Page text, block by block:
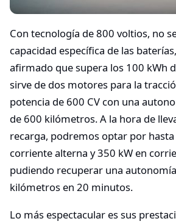
Con tecnología de 800 voltios, no
capacidad específica de las
afirmado que supera los 100 kWh
sirve de dos motores para la
potencia de 600 CV con una
de 600 kilómetros. A la hora de
recarga, podremos optar por hasta
corriente alterna y 350 kW en
pudiendo recuperar una
kilómetros en 20 minutos.
Lo más espectacular es sus